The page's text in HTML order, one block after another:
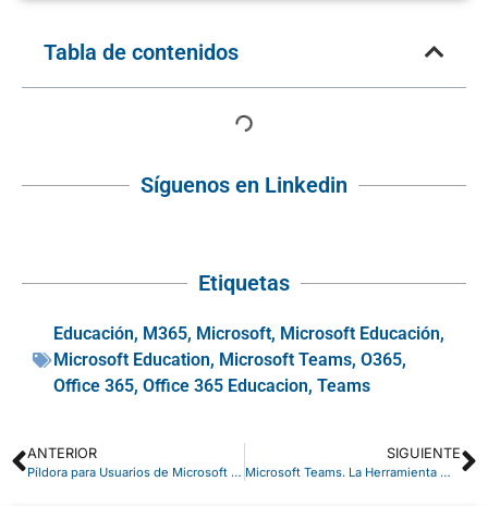
Tabla de contenidos
Síguenos en Linkedin
Etiquetas
Educación, M365, Microsoft, Microsoft Educación,
Microsoft Education, Microsoft Teams, O365,
Office 365, Office 365 Educacion, Teams
ANTERIOR
Píldora para Usuarios de Microsoft 365: trucos para mejorar el uso de Microsoft Teams (Parte 2)
SIGUIENTE
Microsoft Teams. La Herramienta más importante en 2020, para tu Transformación Digital